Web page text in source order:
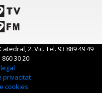
2. Vic. Tel. 93 889 49 49
30 20
privacitat
cookies